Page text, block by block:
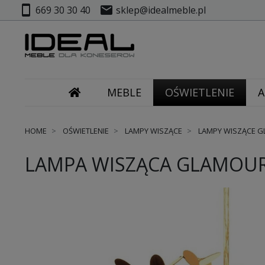
smartphone 669 30 30 40 mail sklep@idealmeble.pl
MEBLE OŚWIETLENIE
HOME OŚWIETLENIE LAMPY WISZĄCE LAMPY WISZĄCE
LAMPA WISZĄCA